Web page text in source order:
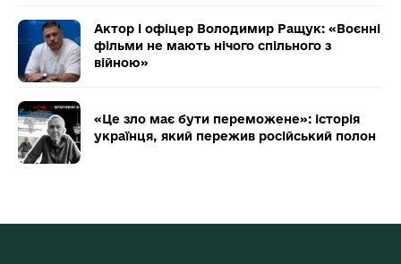
Актор і офіцер Володимир Ращук: «Воєнні
фільми не мають нічого спільного з
війною»
«Це зло має бути переможене»: історія
українця, який пережив російський полон